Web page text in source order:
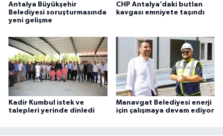
Antalya Büyükşehir
Belediyesi soruşturmasında
yeni gelişme
CHP Antalya’daki butlan
kavgası emniyete taşındı
Kadir Kumbul istek ve
talepleri yerinde dinledi
Manavgat Belediyesi enerji
için çalışmaya devam ediyor